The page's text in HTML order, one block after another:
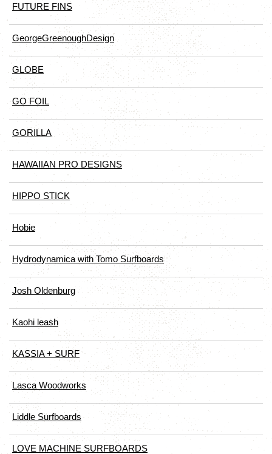
FUTURE FINS
GeorgeGreenoughDesign
GLOBE
GO FOIL
GORILLA
HAWAIIAN PRO DESIGNS
HIPPO STICK
Hobie
Hydrodynamica with Tomo Surfboards
Josh Oldenburg
Kaohi leash
KASSIA + SURF
Lasca Woodworks
Liddle Surfboards
LOVE MACHINE SURFBOARDS